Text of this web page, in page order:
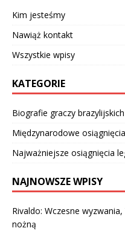
Kim jesteśmy
Nawiąż kontakt
Wszystkie wpisy
KATEGORIE
Biografie graczy
Międzynarodowe
Najważniejsze osiągnięcia
NAJNOWSZE WPISY
Rivaldo: Wczesne
nożną